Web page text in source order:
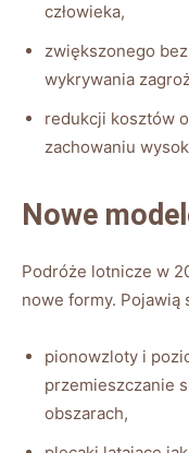
człowieka,
zwiększonego
wykrywania
redukcji kosztów
zachowaniu
Nowe
Podróże lotnicze w
nowe formy. Pojawią
pionowzloty i
przemieszczanie
obszarach,